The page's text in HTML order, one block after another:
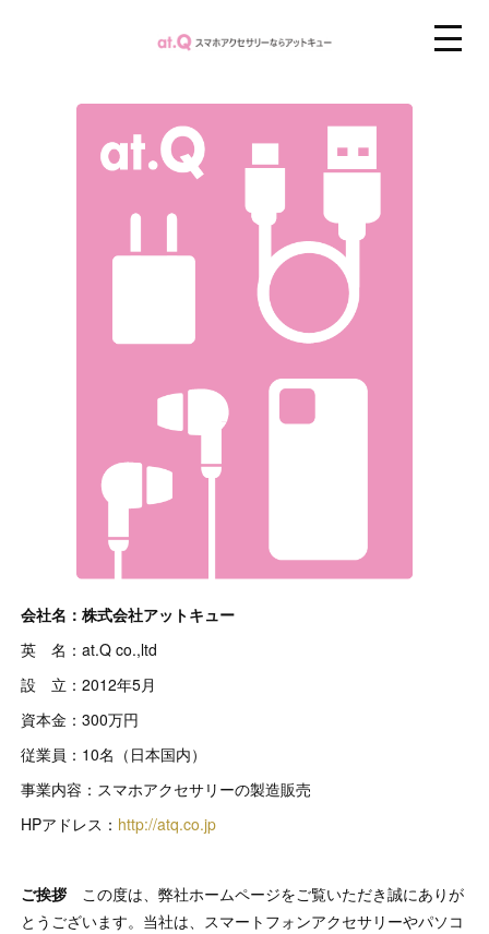
会社名：株式会社アットキュー
英 名：at.Q co.,ltd
設 立：2012年5月
資本金：300万円
従業員：10名（日本国内）
事業内容：スマホアクセサリーの製造販売
HPアドレス： http://atq.co.jp
ご挨拶 この度は、弊社ホームページをご覧いただき誠にありが
とうございます。当社は、スマートフォンアクセサリーやパソコ